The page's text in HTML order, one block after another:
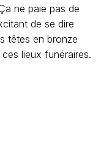
ne paie pas de
de se dire
têtes en bronze
lieux funéraires.